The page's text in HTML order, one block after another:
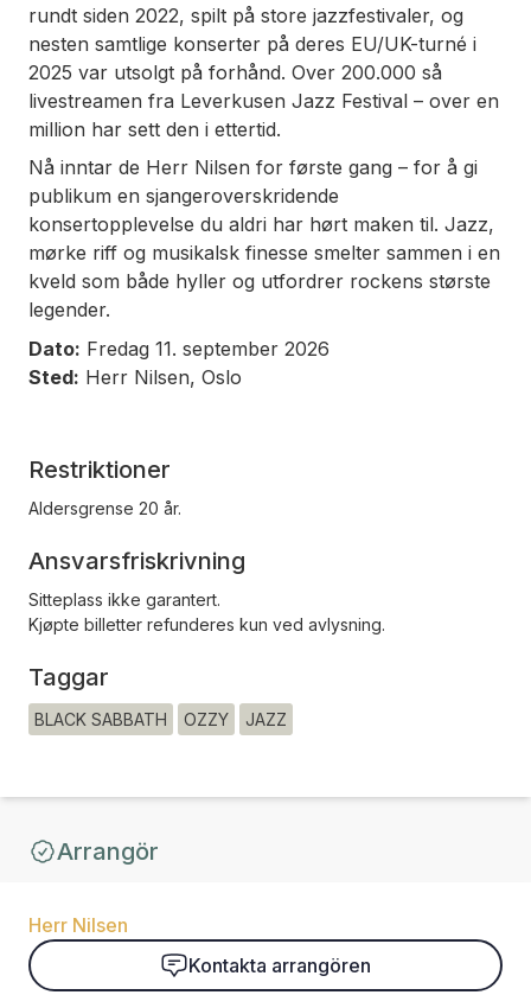
rundt siden 2022, spilt på store jazzfestivaler, og
nesten samtlige konserter på deres EU/UK-turné i
2025 var utsolgt på forhånd. Over 200.000 så
livestreamen fra Leverkusen Jazz Festival – over en
million har sett den i ettertid.
Nå inntar de Herr Nilsen for første gang – for å gi
publikum en sjangeroverskridende
konsertopplevelse du aldri har hørt maken til. Jazz,
mørke riff og musikalsk finesse smelter sammen i en
kveld som både hyller og utfordrer rockens største
legender.
Dato: Fredag 11. september 2026
Sted: Herr Nilsen, Oslo
Restriktioner
Aldersgrense 20 år.
Ansvarsfriskrivning
Sitteplass ikke garantert.
Kjøpte billetter refunderes kun ved avlysning.
Taggar
BLACK SABBATH OZZY JAZZ
Arrangör
Herr Nilsen
Kontakta arrangören